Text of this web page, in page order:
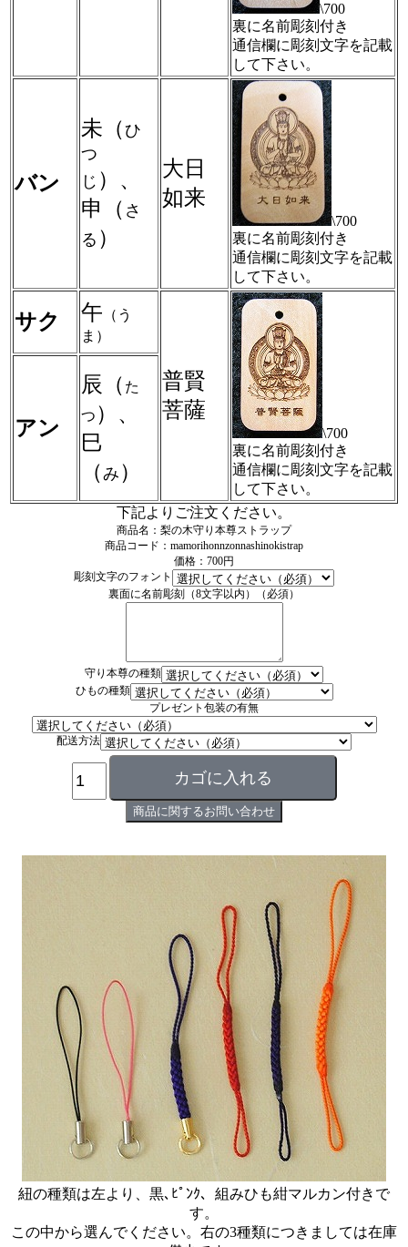
\700
裏に名前彫刻付き
通信欄に彫刻文字を記載
して下さい。
バン
未（ひ
つ
じ ）、
申（ さ
る ）
大日
如来
\700
裏に名前彫刻付き
通信欄に彫刻文字を記載
して下さい。
サク 午 （う
ま）
普賢
菩薩
\700
裏に名前彫刻付き
通信欄に彫刻文字を記載
して下さい。
アン
辰（ た
つ ）、
巳
（み ）
下記よりご注文ください。
商品名：梨の木守り本尊ストラップ
商品コード：mamorihonnzonnashinokistrap
価格：700円
彫刻文字のフォント
裏面に名前彫刻（8文字以内）（必須）
守り本尊の種類
ひもの種類
プレゼント包装の有無
配送方法
紐の種類は左より、黒､ﾋﾟﾝｸ、組みひも紺マルカン付きで
す。
この中から選んでください。右の3種類につきましては在庫